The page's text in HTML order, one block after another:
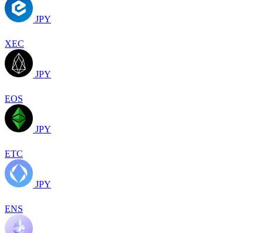
JPY
XEC
JPY
EOS
JPY
ETC
JPY
ENS